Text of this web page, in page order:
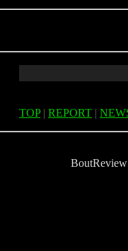
TOP| REPORT |